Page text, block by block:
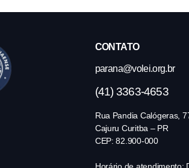
CONTATO
parana@volei.org.br
(41) 3363-4653
Rua Pandia Calógeras,
Cajuru Curitba – PR
CEP: 82.900-000
Horário de atendimento: